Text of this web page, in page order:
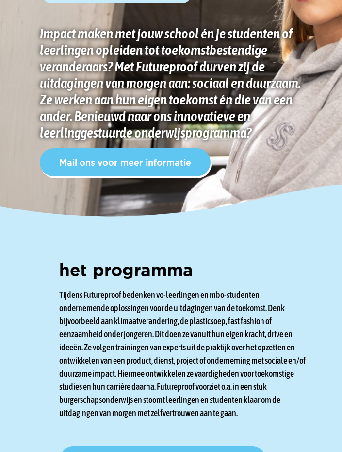
Impact maken met jouw school én je studenten of
leerlingen opleiden tot toekomstbestendige
veranderaars? Met Futureproof durven zij de
uitdagingen van morgen aan: sociaal en duurzaam.
Ze werken aan hun eigen toekomst én die van een
ander. Benieuwd naar ons innovatieve en
leerlinggestuurde onderwijsprogramma?
Mail ons voor meer informatie
het programma
Tijdens Futureproof bedenken vo-leerlingen en mbo-studenten
ondernemende oplossingen voor de uitdagingen van de toekomst. Denk
bijvoorbeeld aan klimaatverandering, de plasticsoep, fast fashion of
eenzaamheid onder jongeren. Dit doen ze vanuit hun eigen kracht, drive en
ideeën. Ze volgen trainingen van experts uit de praktijk over het opzetten en
ontwikkelen van een product, dienst, project of onderneming met sociale en/of
duurzame impact. Hiermee ontwikkelen ze vaardigheden voor toekomstige
studies en hun carrière daarna. Futureproof voorziet o.a. in een stuk
burgerschapsonderwijs en stoomt leerlingen en studenten klaar om de
uitdagingen van morgen met zelfvertrouwen aan te gaan.